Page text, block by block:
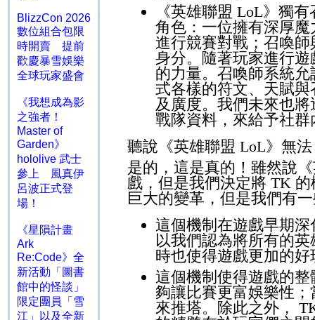
BlizzCon 2026
數位組合包限
時開賣 提前
歡慶暴雪娛樂
全球玩家盛會
《我想成為影
之強者！
Master of
Garden》
hololive 武士
參上 風真伊
呂波正式登
場！
《星隕計畫
Ark
Re:Code》全
新活動「圖書
館中的怪談」
限定團員「雪
江」以及全新
《英雄聯盟 LoL》獨有
角色：一位擁有深厚
進行競賽對戰；召喚
身分。隨著玩家進行
的力量。召喚師系統
式各樣的符文、天賦
及廣度。我們未來也
戰隊資料，來給予社
聽說《英雄聯盟 LoL》無
是的，這是真的！雖然說
戲，但是我們決定將 TK 的
巨大的變革，但是我們有
這個機制在遊戲早期
以我們認為將所有的
時也使得遊戲更加的好
這個機制使得遊戲的
夠讓比賽更富娛樂性
來推塔。除此之外，